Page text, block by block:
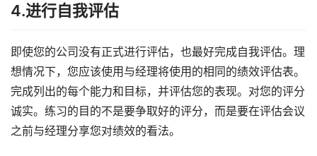
4.进行自我评估
即使您的公司没有正式进行评估，也最好完成自我评估。理
想情况下，您应该使用与经理将使用的相同的绩效评估表。
完成列出的每个能力和目标，并评估您的表现。对您的评分
诚实。练习的目的不是要争取好的评分，而是要在评估会议
之前与经理分享您对绩效的看法。